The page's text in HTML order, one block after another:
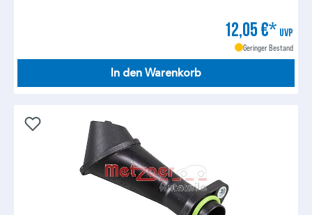
12,05 €* UVP
Geringer Bestand
In den Warenkorb